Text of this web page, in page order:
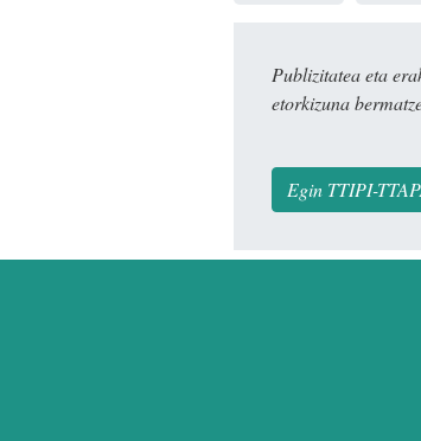
Publizitatea eta
etorkizuna
Egin TTIPI-